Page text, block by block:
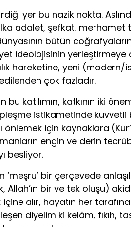
yer bu nazik nokta.
adalet, şefkat, merhamet
bütün
ideolojisinin yerleştirmeye
hareketine, yeni
çok fazladır.
bu katılımın, katkının iki
istikametinde kuvvetli
önlemek için kaynaklara
engin ve derin
besliyor.
‘meşru’ bir çerçevede
Allah’ın bir ve tek oluşu)
alır, hayatın her
diyelim ki kelâm,